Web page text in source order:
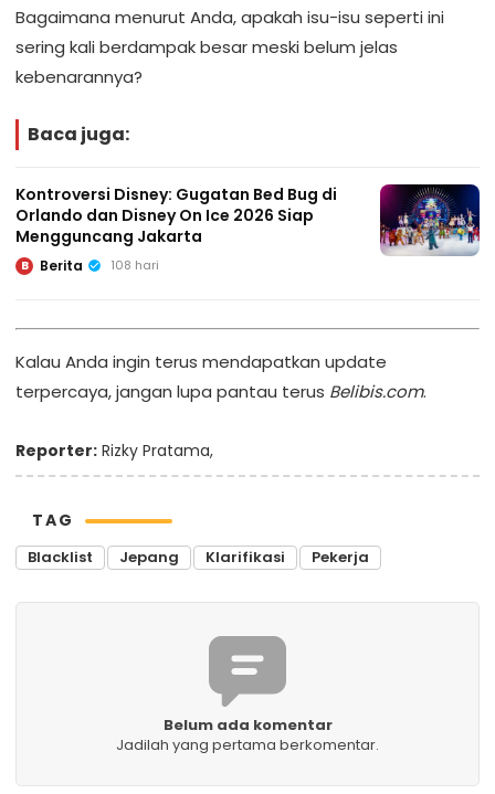
Bagaimana menurut Anda, apakah isu-isu seperti ini
sering kali berdampak besar meski belum jelas
kebenarannya?
Baca juga:
Kontroversi Disney: Gugatan Bed Bug di
Orlando dan Disney On Ice 2026 Siap
Mengguncang Jakarta
B Berita 108 hari
Kalau Anda ingin terus mendapatkan update
terpercaya, jangan lupa pantau terus Belibis.com.
Reporter: Rizky Pratama,
TAG
Blacklist Jepang Klarifikasi Pekerja
Belum ada komentar
Jadilah yang pertama berkomentar.